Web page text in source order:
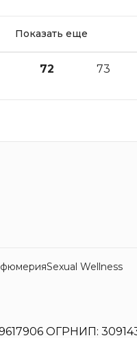
Показать еще
72 73
Sexual Wellness
ОГРНИП: